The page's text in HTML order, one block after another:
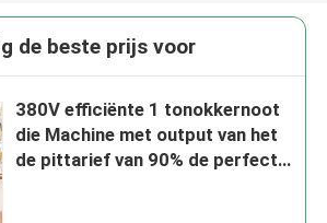
de beste prijs voor
380V efficiënte 1 tonokkernoot
die Machine met output van het
de pittarief van 90% de perfecte